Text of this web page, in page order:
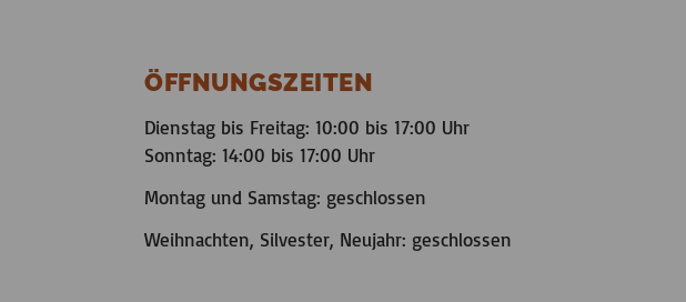
ÖFFNUNGSZEITEN
Dienstag bis Freitag: 10:00 bis 17:00 Uhr
Sonntag: 14:00 bis 17:00 Uhr
Montag und Samstag: geschlossen
Weihnachten, Silvester, Neujahr: geschlossen